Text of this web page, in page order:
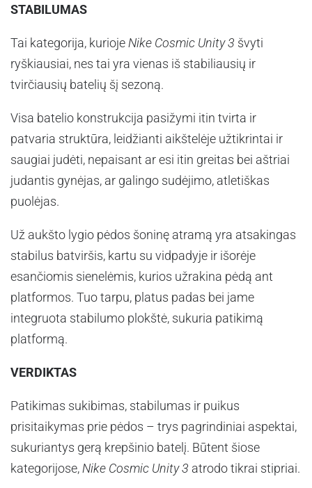
STABILUMAS
Tai kategorija, kuriojeNike Cosmic Unity 3 švyti
ryškiausiai, nes tai yra vienas iš stabiliausių ir
tvirčiausių batelių šį sezoną.
Visa batelio konstrukcija pasižymi itin tvirta ir
patvaria struktūra, leidžianti aikštelėje užtikrintai ir
saugiai judėti, nepaisant ar esi itin greitas bei aštriai
judantis gynėjas, ar galingo sudėjimo, atletiškas
puolėjas.
Už aukšto lygio pėdos šoninę atramą yra atsakingas
stabilus batviršis, kartu su vidpadyje ir išorėje
esančiomis sienelėmis, kurios užrakina pėdą ant
platformos. Tuo tarpu, platus padas bei jame
integruota stabilumo plokštė, sukuria patikimą
platformą.
VERDIKTAS
Patikimas sukibimas, stabilumas ir puikus
prisitaikymas prie pėdos – trys pagrindiniai aspektai,
sukuriantys gerą krepšinio batelį. Būtent šiose
kategorijose,Nike Cosmic Unity 3 atrodo tikrai stipriai.